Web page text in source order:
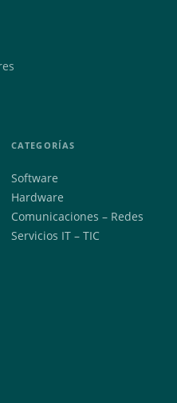
CATEGORÍAS
Software
Hardware
Comunicaciones – Redes
Servicios IT – TIC